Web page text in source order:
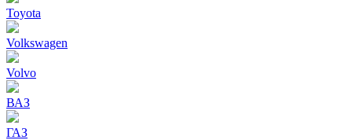
Toyota
Volkswagen
Volvo
ВАЗ
ГАЗ